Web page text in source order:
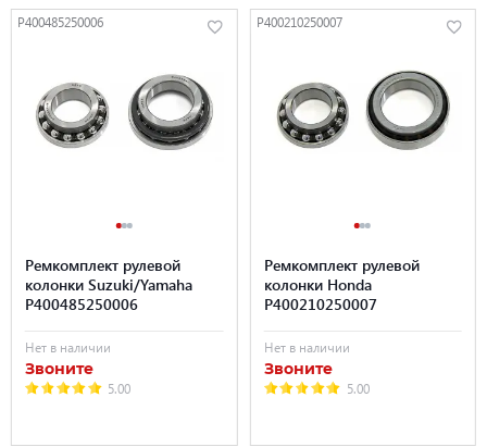
P400485250006
Ремкомплект рулевой
колонки Suzuki/Yamaha
P400485250006
Нет в наличии
Звоните
5.00
P400210250007
Ремкомплект рулевой
колонки Honda
P400210250007
Нет в наличии
Звоните
5.00